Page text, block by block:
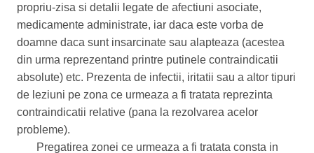
propriu-zisa si detalii legate de afectiuni asociate,
medicamente administrate, iar daca este vorba de
doamne daca sunt insarcinate sau alapteaza (acestea
din urma reprezentand printre putinele contraindicatii
absolute) etc. Prezenta de infectii, iritatii sau a altor tipuri
de leziuni pe zona ce urmeaza a fi tratata reprezinta
contraindicatii relative (pana la rezolvarea acelor
probleme).
Pregatirea zonei ce urmeaza a fi tratata consta in